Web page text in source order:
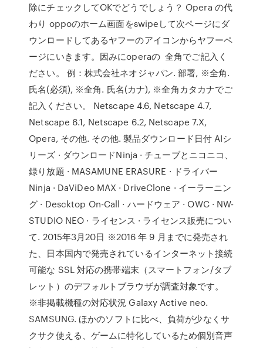
除にチェックしてOKでどうでしょう？ Opera の代
わり oppoのホーム画面をswipeして次ページにダ
ウンロードしてあるヤフーのアイコンからヤフーペ
ージにいきます。因みにoperaの 全角でご記入く
ださい。 例：株式会社ネオジャパン. 部署, ※全角.
氏名(必須), ※全角. 氏名(カナ), ※全角カタカナでご
記入ください。 Netscape 4.6, Netscape 4.7,
Netscape 6.1, Netscape 6.2, Netscape 7.X,
Opera, その他. その他. 製品ダウンロード日付 AIシ
リーズ · ダウンロードNinja · チューブとニコニコ、
録り放題 · MASAMUNE ERASURE · ドライバー
Ninja · DaViDeo MAX · DriveClone · イーラーニン
グ · Descktop On-Call · ハードウェア · OWC · NW-
STUDIO NEO · ライセンス · ライセンス販売につい
て. 2015年3月20日 ※2016 年 9 月までに発売され
た、日本国内で発売されているインターネット接続
可能な SSL 対応の携帯端末（スマートフォン/タブ
レット）のデフォルトブラウザが調査対象です。
※非掲載機種の対応状況 Galaxy Active neo.
SAMSUNG. ほかのソフトに比べ、負荷が少なくサ
クサク使える、ゲームに特化しているため個別音声